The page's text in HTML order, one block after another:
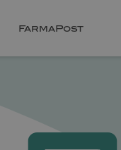
FarmaPost